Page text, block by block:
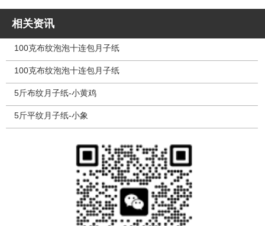
相关资讯
100克布纹泡泡十连包月子纸
100克布纹泡泡十连包月子纸
5斤布纹月子纸-小黄鸡
5斤平纹月子纸-小象